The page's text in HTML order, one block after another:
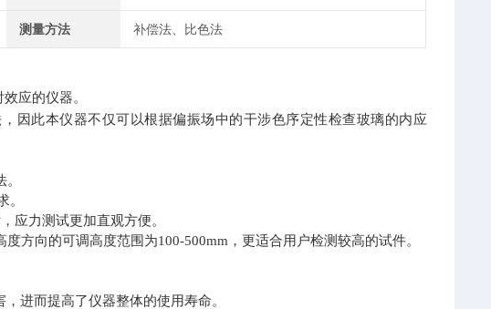
测量方法 补偿法、比色法
应的仪器。
因此本仪器不仅可以根据偏振场中的干涉色序定性检查玻璃的内应
。
应力测试更加直观方便。
方向的可调高度范围为100-500mm，更适合用户检测较高的试件。
进而提高了仪器整体的使用寿命。